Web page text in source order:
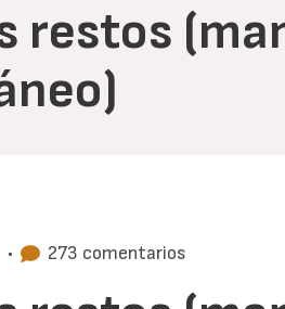
restos
• 273 comentarios